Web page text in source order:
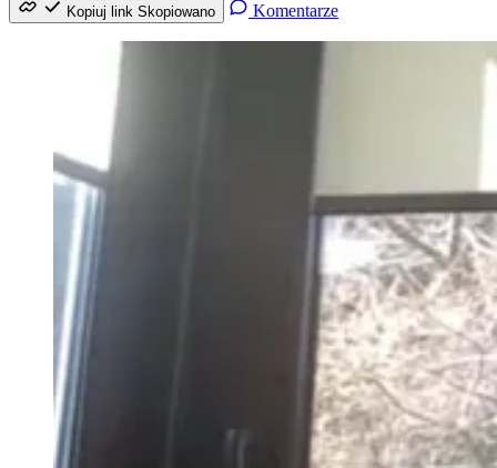
Kopiuj link Skopiowano Komentarze